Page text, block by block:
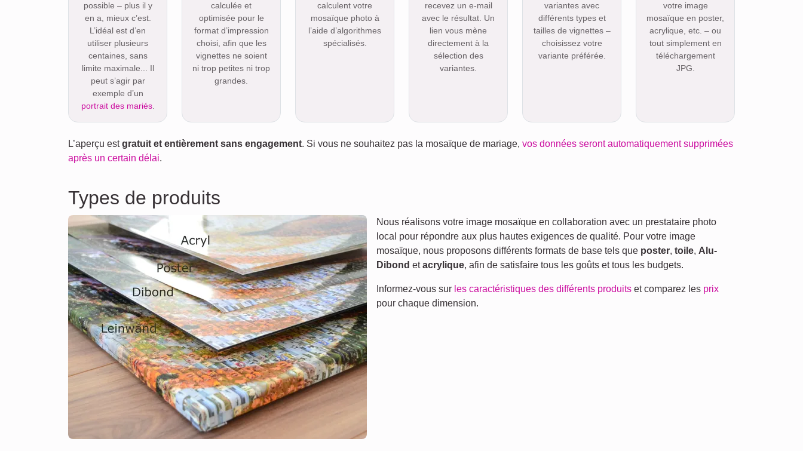
possible – plus il y
en a, mieux c’est.
L’idéal est d’en
utiliser plusieurs
centaines, sans
limite maximale... Il
peut s’agir par
exemple d’un
portrait des mariés.
calculée et
optimisée pour le
format d’impression
choisi, afin que les
vignettes ne soient
ni trop petites ni trop
grandes.
calculent votre
mosaïque photo à
l’aide d’algorithmes
spécialisés.
recevez un e-mail
avec le résultat. Un
lien vous mène
directement à la
sélection des
variantes.
variantes avec
différents types et
tailles de vignettes –
choisissez votre
variante préférée.
votre image
mosaïque en poster,
acrylique, etc. – ou
tout simplement en
téléchargement
JPG.
L’aperçu estgratuit et entièrement sans engagement. Si vous ne souhaitez pas la mosaïque de mariage, vos données seront automatiquement supprimées
après un certain délai.
Types de produits
Nous réalisons votre image mosaïque en collaboration avec un prestataire photo
local pour répondre aux plus hautes exigences de qualité. Pour votre image
mosaïque, nous proposons différents formats de base tels que poster, toile, Alu-
Dibond etacrylique, afin de satisfaire tous les goûts et tous les budgets.
Informez-vous sur les caractéristiques des différents produits et comparez les prix
pour chaque dimension.